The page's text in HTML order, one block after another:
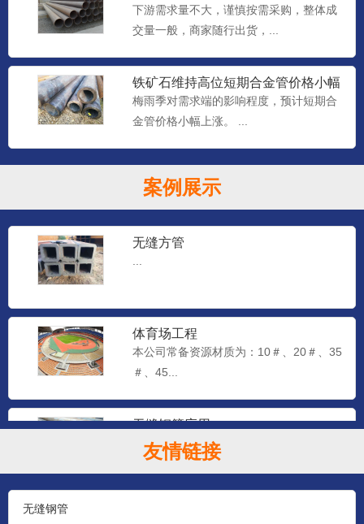
中个调整理
下游需求量不大，谨慎按需采购，整体成
交量一般，商家随行出货，...
铁矿石维持高位短期合金管价格小幅
上涨
梅雨季对需求端的影响程度，预计短期合
金管价格小幅上涨。 ...
案例展示
无缝方管
...
体育场工程
本公司常备资源材质为：10＃、20＃、35
＃、45...
无缝钢管应用
本公司常备资源材质为：10＃、20＃、35
＃、45...
友情链接
无缝钢管